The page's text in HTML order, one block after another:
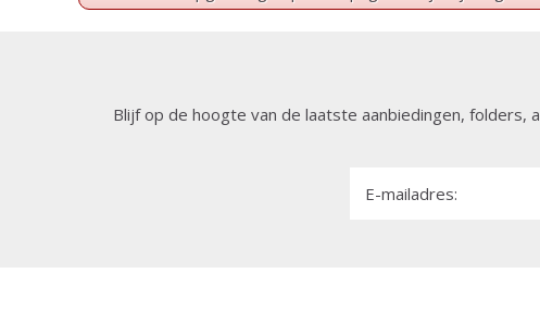
Blijf op de hoogte van de laatste aanbiedingen, folders,
E-mailadres: